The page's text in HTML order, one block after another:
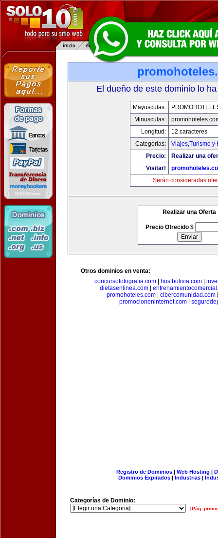
El dueño de este dominio lo
Mayusculas:
Minusculas:
Longitud:
12 caracteres
Categorias:
Viajes,Turismo y
Precio:
Realizar una
Visitar!
Serán consideradas
Realizar una Oferta
Precio Ofrecido $
Otros dominios en venta:
concursofotografia.com| hostbolivia.com|
dietasenlinea.com|
promohoteles.com
cibercomunidad.com
promocioneninternet.com|
Registro de Dominios| Web Hosting |
Dominios Expirados | Industrias |
Categorías de Dominio:
[Pág.